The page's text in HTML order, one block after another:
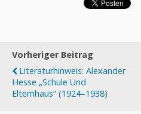
Vorheriger Beitrag
Literaturhinweis: Alexander
Hesse „Schule Und
Elternhaus“ (1924–1938)